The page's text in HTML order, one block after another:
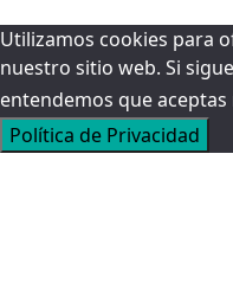
Utilizamos cookies para
nuestro sitio web. Si
entendemos que
Política de Privacidad